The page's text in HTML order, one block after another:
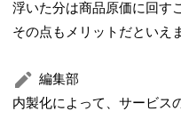
浮いた分は商品原価に回す
その点もメリットだといえ
編集部
内製化によって、サービス